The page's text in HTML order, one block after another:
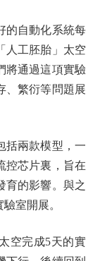
自動化系統每
人工胚胎」太空
將通過這項實驗
、繁衍等問題展
兩款模型，一
控芯片裏，旨在
育的影響。與之
室開展。
空完成5天的實